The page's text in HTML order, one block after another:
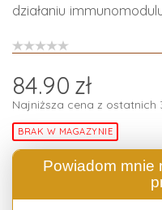
działaniu
84.90 zł
Najniższa cena z ostatnich
BRAK W MAGAZYNIE
Powiadom mnie